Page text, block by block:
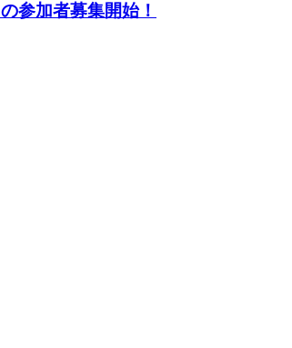
参加者募集開始！